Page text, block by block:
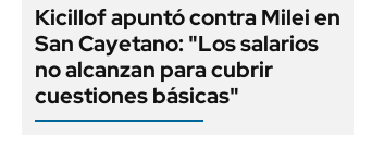
Kicillof apuntó contra Milei en
San Cayetano: "Los salarios
no alcanzan para cubrir
cuestiones básicas"